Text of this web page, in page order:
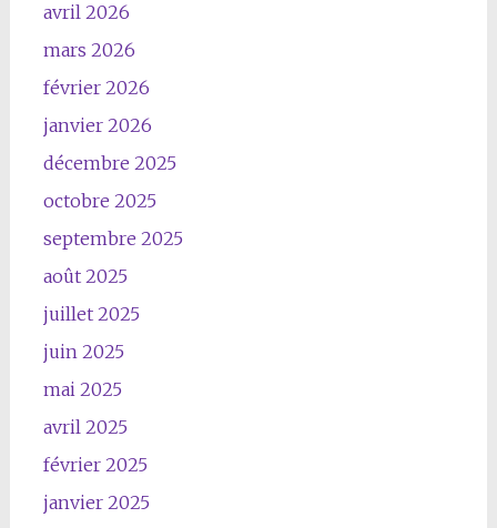
avril 2026
mars 2026
février 2026
janvier 2026
décembre 2025
octobre 2025
septembre 2025
août 2025
juillet 2025
juin 2025
mai 2025
avril 2025
février 2025
janvier 2025